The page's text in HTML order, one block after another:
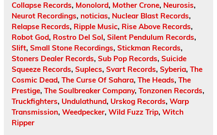
Collapse Records, Monolord, Mother Crone, Neurosis,
Neurot Recordings, noticias, Nuclear Blast Records,
Relapse Records, Ripple Music, Rise Above Records,
Robot God, Rostro Del Sol, Silent Pendulum Records,
Slift, Small Stone Recordings, Stickman Records,
Stoners Dealer Records, Sub Pop Records, Suicide
Squeeze Records, Suplecs, Svart Records, Syberia, The
Cosmic Dead, The Curse Of Sahara, The Heads, The
Prestige, The Soulbreaker Company, Tonzonen Records,
Truckfighters, Undulathund, Urskog Records, Warp
Transmission, Weedpecker, Wild Fuzz Trip, Witch
Ripper